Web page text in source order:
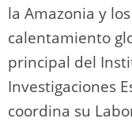
la Amazonia y
calentamiento
principal del
Investigaciones
coordina su